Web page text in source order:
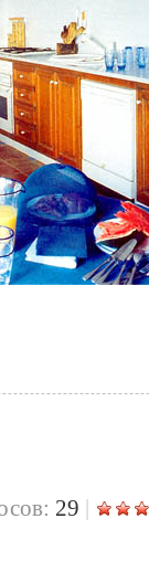
29 |